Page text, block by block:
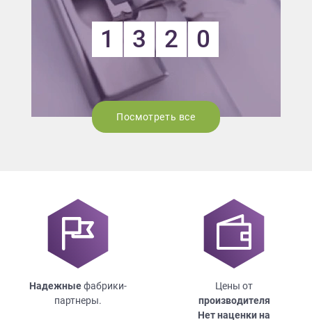
1 3 2 0
Посмотреть все
Надежныефабрики-
партнеры.
Цены от
производителя
Нет наценки на